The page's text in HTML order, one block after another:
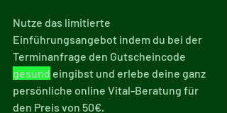
Nutze das limitierte
Einführungsangebot indem du bei der
Terminanfrage den Gutscheincode
gesund eingibst und erlebe deine ganz
persönliche online Vital-Beratung für
den Preis von 50€.